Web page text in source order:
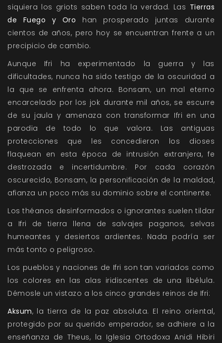
siquiera los griots saben toda la verdad. Las Tierras
de Fuego y Oro han prosperado juntas durante
cientos de años, pero hoy se encuentran frente a un
precipicio de cambio.
Aunque Ifri ha experimentado la guerra y las
dificultades, nunca ha sido testigo de la oscuridad a
la que se enfrenta ahora. Bonsam, un mal eterno
encarcelado por los jok durante mil años, se escurre
de su jaula y amenaza con transformar Ifri en una
parodia de todo lo que valora. Las antiguas
protecciones que les concedieron los dioses
flaquean en esta época de intrusión extranjera, fe
destrozada e incertidumbre. Por cada corazón
oscurecido, Bonsam, la personificación de la maldad,
afianza un poco más su dominio sobre el continente.
Los théanos desinformados o ignorantes suelen tildar
a Ifri de tierra llena de salvajes paganos, selvas
humeantes y desiertos ardientes. Nada podría ser
más tonto o peligroso.
Los pueblos y naciones de Ifri son tan variados como
los colores en las alas iridiscentes de una libélula.
Démosle un vistazo a los cinco grandes reinos de Ifri:
Aksum, la tierra de la paz absoluta. El reino oriental,
protegido por su querido emperador, se adhiere a la
enseñanza de Theus, la Iglesia Ortodoxa Anidi Hibiri